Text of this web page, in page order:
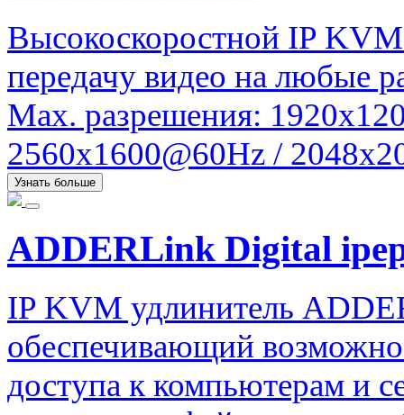
Высокоскоростной IP
передачу видео на любые
Max. разрешения:
2560x1600@60Hz /
Узнать больше
ADDERLink Digital
IP KVM удлинитель
обеспечивающий
доступа к компьютерам и